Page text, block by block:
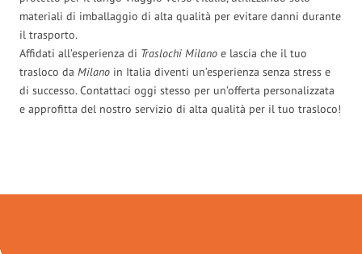
materiali di imballaggio di alta qualità per evitare danni durante
il trasporto.
Affidati all’esperienza di Traslochi Milano e lascia che il tuo
trasloco da Milano in Italia diventi un’esperienza senza stress e
di successo. Contattaci oggi stesso per un’offerta personalizzata
e approfitta del nostro servizio di alta qualità per il tuo trasloco!